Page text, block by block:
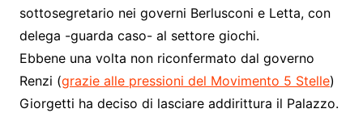
sottosegretario nei governi Berlusconi e Letta, con
delega -guarda caso- al settore giochi.
Ebbene una volta non riconfermato dal governo
Renzi (grazie alle pressioni del Movimento 5 Stelle)
Giorgetti ha deciso di lasciare addirittura il Palazzo.